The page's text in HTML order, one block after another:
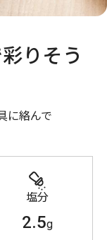
りそう
に絡んで
塩分
2.5g